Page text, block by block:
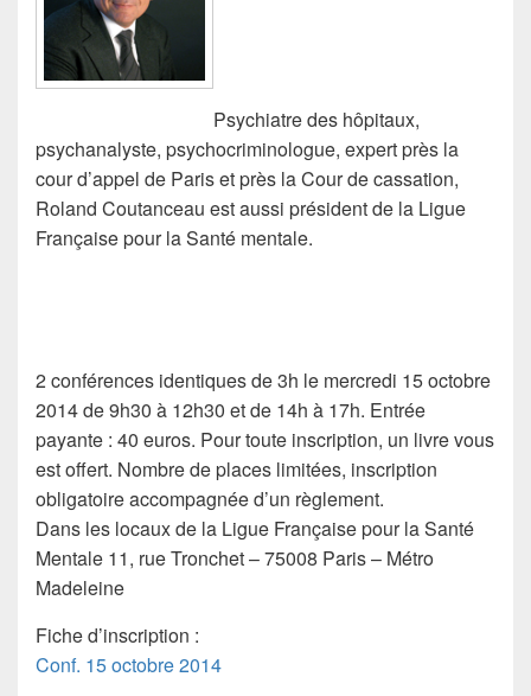
Psychiatre des hôpitaux,
psychanalyste, psychocriminologue, expert près la
cour d’appel de Paris et près la Cour de cassation,
Roland Coutanceau est aussi président de la Ligue
Française pour la Santé mentale.
2 conférences identiques de 3h le mercredi 15 octobre
2014 de 9h30 à 12h30 et de 14h à 17h. Entrée
payante : 40 euros. Pour toute inscription, un livre vous
est offert. Nombre de places limitées, inscription
obligatoire accompagnée d’un règlement.
Dans les locaux de la Ligue Française pour la Santé
Mentale 11, rue Tronchet – 75008 Paris – Métro
Madeleine
Fiche d’inscription :
Conf. 15 octobre 2014